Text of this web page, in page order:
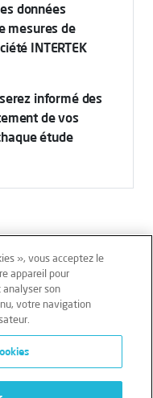
données
mesures de
INTERTEK
informé des
de vos
étude
Conditions générales
Cookies
», vous acceptez le
appareil pour
son
votre navigation